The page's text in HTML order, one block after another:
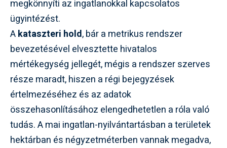
megkönnyíti az ingatlanokkal kapcsolatos
ügyintézést.
Akataszteri hold, bár a metrikus rendszer
bevezetésével elvesztette hivatalos
mértékegység jellegét, mégis a rendszer szerves
része maradt, hiszen a régi bejegyzések
értelmezéséhez és az adatok
összehasonlításához elengedhetetlen a róla való
tudás. A mai ingatlan-nyilvántartásban a területek
hektárban és négyzetméterben vannak megadva,